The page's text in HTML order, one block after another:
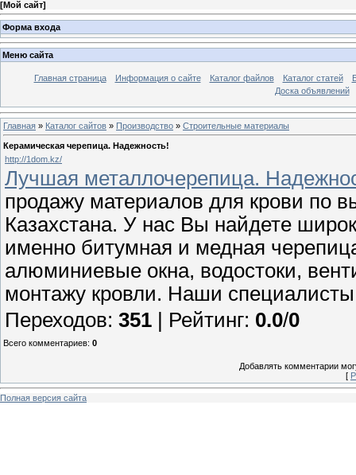
[Мой сайт]
Форма входа
Меню сайта
Главная страница Информация о сайте Каталог файлов Каталог статей
Доска объявлений
Главная » Каталог сайтов » Производство » Строительные материалы
Керамическая черепица. Надежность!
http://1dom.kz/
Лучшая металлочерепица.
продажу материалов для крови по
Казахстана. У нас Вы найдете
именно битумная и медная
алюминиевые окна, водостоки,
монтажу кровли. Наши
Переходов: 351 | Рейтинг: 0.0/0
Всего комментариев: 0
Добавлять комментарии
[
Полная версия сайта